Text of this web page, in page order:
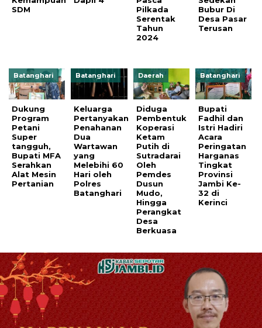
SDM
Pilkada
Serentak
Tahun
2024
Bubur Di
Desa Pasar
Terusan
Batanghari
Dukung
Program
Petani
Super
tangguh,
Bupati MFA
Serahkan
Alat Mesin
Pertanian
Batanghari
Keluarga
Pertanyakan
Penahanan
Dua
Wartawan
yang
Melebihi 60
Hari oleh
Polres
Batanghari
Daerah
Diduga
Pembentuk
Koperasi
Ketam
Putih di
Sutradarai
Oleh
Pemdes
Dusun
Mudo,
Hingga
Perangkat
Desa
Berkuasa
Batanghari
Bupati
Fadhil dan
Istri Hadiri
Acara
Peringatan
Harganas
Tingkat
Provinsi
Jambi Ke-
32 di
Kerinci